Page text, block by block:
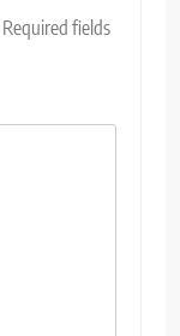
Required fields